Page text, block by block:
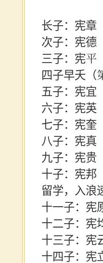
长子：宪章
次子：宪德
三子：宪平
四子早夭（
五子：宪宜
六子：宪英
七子：宪奎
八子：宪真
九子：宪贵
十子：宪邦
留学，入浪
十一子：宪
十二子：宪
十三子：宪
十四子：宪